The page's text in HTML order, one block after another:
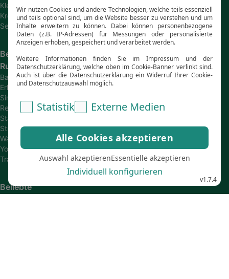
Kleine
Kreuzfahrtschiffe
Segelkreuzfahrten
Beliebte
Rundreisen
Bahn-
Erlebnisreisen
Single
Reisen
Städtetrips
Studienreisen
Wanderreisen
Young
Travel
Beliebte